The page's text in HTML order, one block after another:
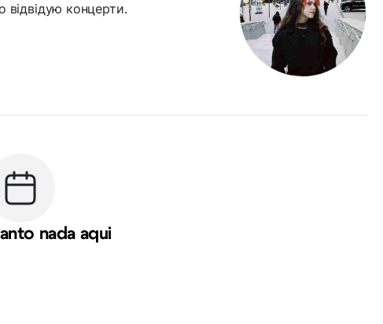
відвідую концерти.
nada aqui